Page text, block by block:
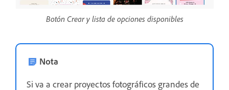
Botón Crear y lista de opciones disponibles
Nota
Si va a crear proyectos fotográficos grandes de